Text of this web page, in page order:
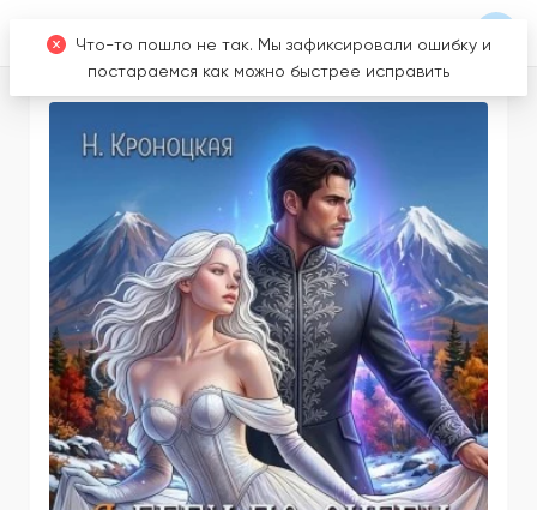
Что-то пошло не так. Мы зафиксировали ошибку и
постараемся как можно быстрее исправить